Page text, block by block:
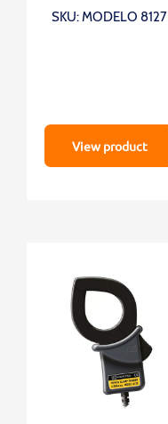
SKU: MODELO 8127
View product